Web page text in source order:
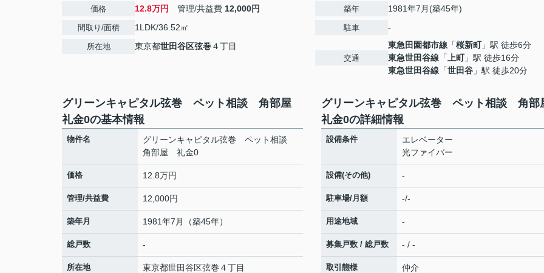
価格 12.8万円 管理/共益費 12,000円
間取り/面積 1LDK/36.52㎡
所在地 東京都世田谷区弦巻４丁目
築年 1981年7月(築45年)
駐車 -
交通
東急田園都市線 「桜新町」駅 徒歩6分
東急世田谷線 「 上町」駅 徒歩16分
東急世田谷線 「世田谷 」駅 徒歩20分
グリーンキャピタル弦巻 ペット相談 角部屋
礼金0の基本情報
物件名
グリーンキャピタル弦巻 ペット相談
角部屋 礼金0
価格 12.8万円
管理/共益費 12,000円
築年月 1981年7月（築45年）
総戸数 -
所在地 東京都世田谷区弦巻 ４丁目
グリーンキャピタル弦巻 ペット相談 角
礼金0の詳細情報
設備条件
エレベーター
光ファイバー
設備(その他) -
駐車場/月額 -/-
用途地域 -
募集戸数 / 総戸数 - / -
取引態様 仲介